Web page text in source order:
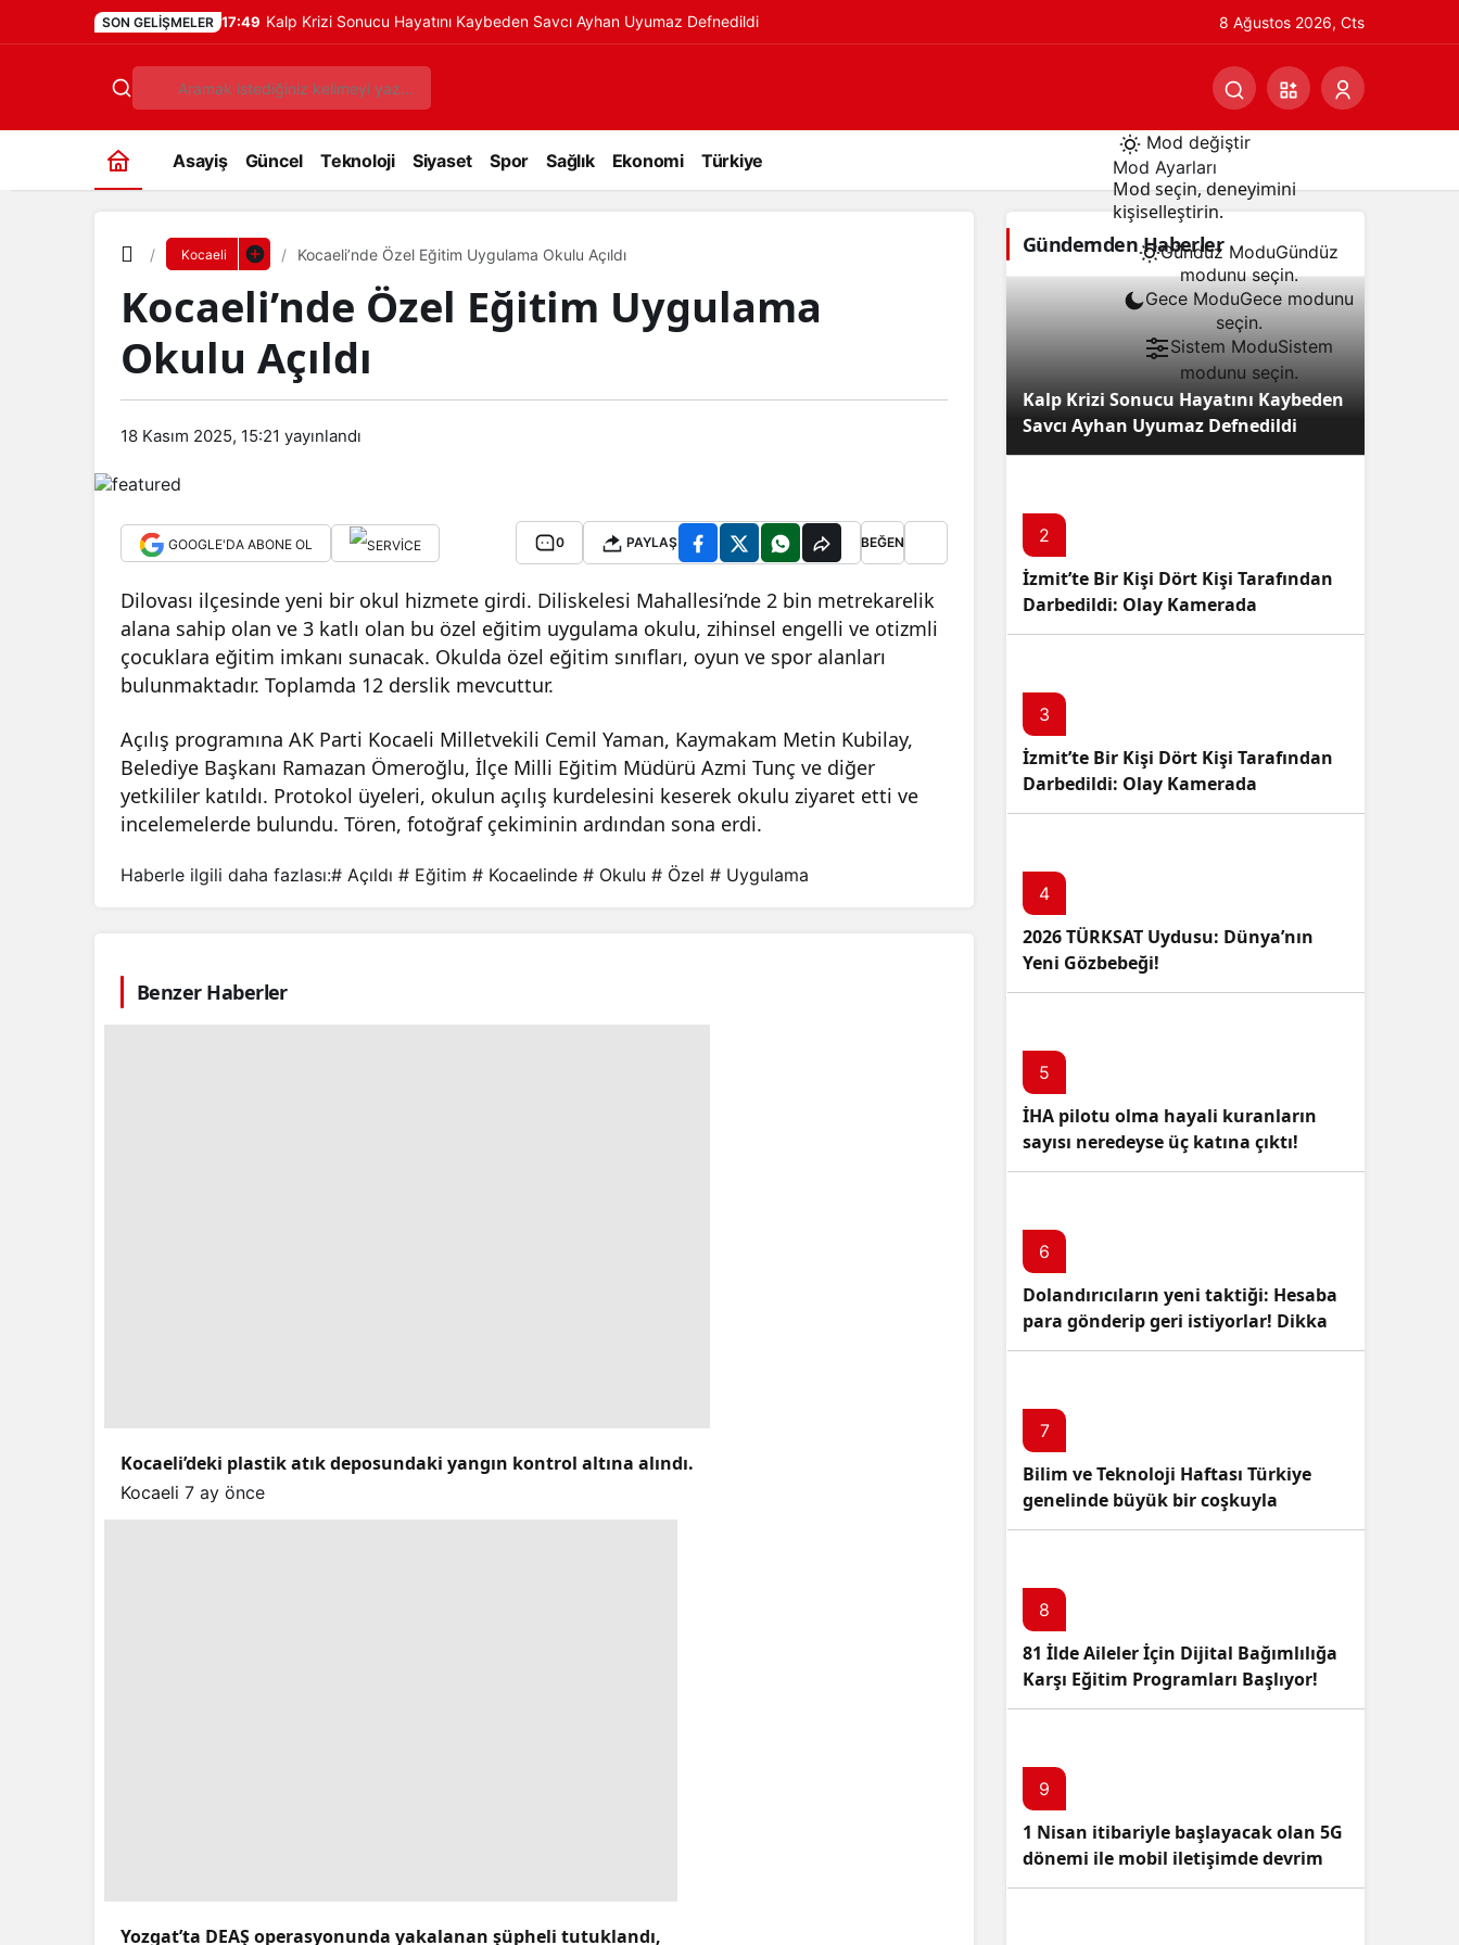
SON GELIŞMELER 17:49 Kalp Krizi Sonucu Hayatını Kaybeden Savcı Ayhan Uyumaz Defnedildi 8 Ağustos 2026, Cts
Asayiş Güncel Teknoloji Siyaset Spor Sağlık Ekonomi Türkiye
Mod değiştir
Mod Ayarları
Mod seçin, deneyimini
kişiselleştirin.
Gündüz ModuGündüz
modunu seçin.
Gece ModuGece modunu
seçin.
Sistem ModuSistem
modunu seçin.
Kocaeli Kocaeli’nde Özel Eğitim Uygulama Okulu Açıldı
Kocaeli’nde Özel Eğitim Uygulama
Okulu Açıldı
18 Kasım 2025, 15:21 yayınlandı
GOOGLE'DA ABONE OL 0 PAYLAŞ BEĞEN
Dilovası ilçesinde yeni bir okul hizmete girdi. Diliskelesi Mahallesi’nde 2 bin metrekarelik
alana sahip olan ve 3 katlı olan bu özel eğitim uygulama okulu, zihinsel engelli ve otizmli
çocuklara eğitim imkanı sunacak. Okulda özel eğitim sınıfları, oyun ve spor alanları
bulunmaktadır. Toplamda 12 derslik mevcuttur.
Açılış programına AK Parti Kocaeli Milletvekili Cemil Yaman, Kaymakam Metin Kubilay,
Belediye Başkanı Ramazan Ömeroğlu, İlçe Milli Eğitim Müdürü Azmi Tunç ve diğer
yetkililer katıldı. Protokol üyeleri, okulun açılış kurdelesini keserek okulu ziyaret etti ve
incelemelerde bulundu. Tören, fotoğraf çekiminin ardından sona erdi.
Haberle ilgili daha fazlası:# Açıldı # Eğitim # Kocaelinde # Okulu # Özel # Uygulama
Benzer Haberler
Kocaeli’deki plastik atık deposundaki yangın kontrol altına alındı.
Kocaeli 7 ay önce
Yozgat’ta DEAŞ operasyonunda yakalanan şüpheli tutuklandı,
Gündemden Haberler
Kalp Krizi Sonucu Hayatını Kaybeden
Savcı Ayhan Uyumaz Defnedildi
2
İzmit’te Bir Kişi Dört Kişi Tarafından
Darbedildi: Olay Kamerada
3
İzmit’te Bir Kişi Dört Kişi Tarafından
Darbedildi: Olay Kamerada
4
2026 TÜRKSAT Uydusu: Dünya’nın
Yeni Gözbebeği!
5
İHA pilotu olma hayali kuranların
sayısı neredeyse üç katına çıktı!
6
Dolandırıcıların yeni taktiği: Hesaba
para gönderip geri istiyorlar! Dikkat
Edin!
7
Bilim ve Teknoloji Haftası Türkiye
genelinde büyük bir coşkuyla
kutlandı: İşte Etkinlikler ve
8
81 İlde Aileler İçin Dijital Bağımlılığa
Karşı Eğitim Programları Başlıyor!
9
1 Nisan itibariyle başlayacak olan 5G
dönemi ile mobil iletişimde devrim
başlıyor!